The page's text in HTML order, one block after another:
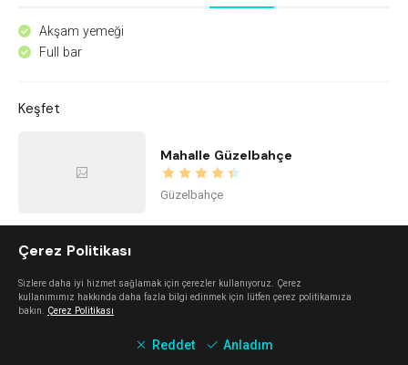
^ Akşam yemeği
^ Full bar
Keşfet
Mahalle Güzelbahçe
Güzelbahçe
Alaçatı
Alaçatı Forte
Çerez Politikası
Sizlere daha iyi hizmet sağlamak için çerezler kullanıyoruz. Çerez
kullanımımız hakkında daha fazla bilgi edinmek için lütfen çerez politikamıza
bakın. Çerez Politikası
Reddet Anladım